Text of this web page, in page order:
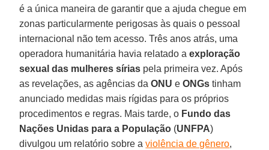
é a única maneira de garantir que a ajuda chegue em
zonas particularmente perigosas às quais o pessoal
internacional não tem acesso. Três anos atrás, uma
operadora humanitária havia relatado aexploração
sexual das mulheres sírias pela primeira vez. Após
as revelações, as agências daONU eONGs tinham
anunciado medidas mais rígidas para os próprios
procedimentos e regras. Mais tarde, o Fundo das
Nações Unidas para a População (UNFPA)
divulgou um relatório sobre aviolência de gênero,